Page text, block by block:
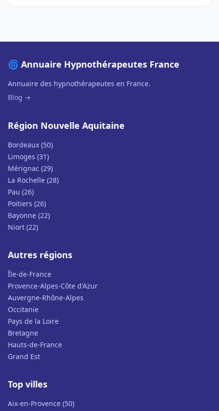
🌀 Annuaire Hypnothérapeutes France
Annuaire des hypnothérapeutes en France.
Blog →
Région Nouvelle Aquitaine
Bordeaux (50)
Limoges (31)
Mérignac (29)
La Rochelle (28)
Pau (26)
Poitiers (26)
Bayonne (22)
Niort (22)
Autres régions
Île-de-France
Provence-Alpes-Côte d'Azur
Auvergne-Rhône-Alpes
Occitanie
Pays de la Loire
Bretagne
Hauts-de-France
Grand Est
Top villes
Aix-en-Provence (50)